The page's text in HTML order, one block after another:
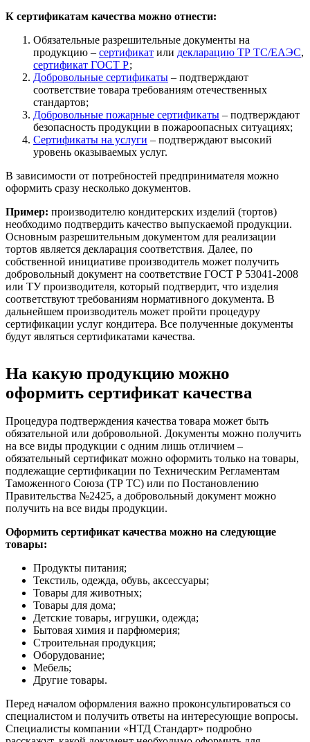
К сертификатам качества можно отнести:
Обязательные разрешительные документы на
продукцию – сертификат или декларацию ТР ТС/ЕАЭС,
сертификат ГОСТ Р;
Добровольные сертификаты – подтверждают
соответствие товара требованиям отечественных
стандартов;
Добровольные пожарные сертификаты – подтверждают
безопасность продукции в пожароопасных ситуациях;
Сертификаты на услуги – подтверждают высокий
уровень оказываемых услуг.
В зависимости от потребностей предпринимателя можно
оформить сразу несколько документов.
Пример: производителю кондитерских изделий (тортов)
необходимо подтвердить качество выпускаемой продукции.
Основным разрешительным документом для реализации
тортов является декларация соответствия. Далее, по
собственной инициативе производитель может получить
добровольный документ на соответствие ГОСТ Р 53041-2008
или ТУ производителя, который подтвердит, что изделия
соответствуют требованиям нормативного документа. В
дальнейшем производитель может пройти процедуру
сертификации услуг кондитера. Все полученные документы
будут являться сертификатами качества.
На какую продукцию можно
оформить сертификат качества
Процедура подтверждения качества товара может быть
обязательной или добровольной. Документы можно получить
на все виды продукции с одним лишь отличием –
обязательный сертификат можно оформить только на товары,
подлежащие сертификации по Техническим Регламентам
Таможенного Союза (ТР ТС) или по Постановлению
Правительства №2425, а добровольный документ можно
получить на все виды продукции.
Оформить сертификат качества можно на следующие
товары:
Продукты питания;
Текстиль, одежда, обувь, аксессуары;
Товары для животных;
Товары для дома;
Детские товары, игрушки, одежда;
Бытовая химия и парфюмерия;
Строительная продукция;
Оборудование;
Мебель;
Другие товары.
Перед началом оформления важно проконсультироваться со
специалистом и получить ответы на интересующие вопросы.
Специалисты компании «НТД Стандарт» подробно